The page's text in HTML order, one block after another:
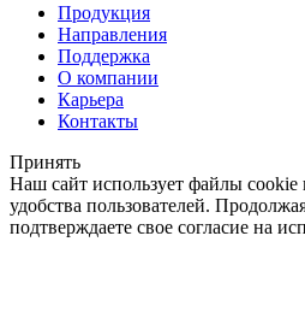
Продукция
Направления
Поддержка
О компании
Карьера
Контакты
Принять
Наш сайт использует файлы cookie
удобства пользователей.
подтверждаете свое согласие на